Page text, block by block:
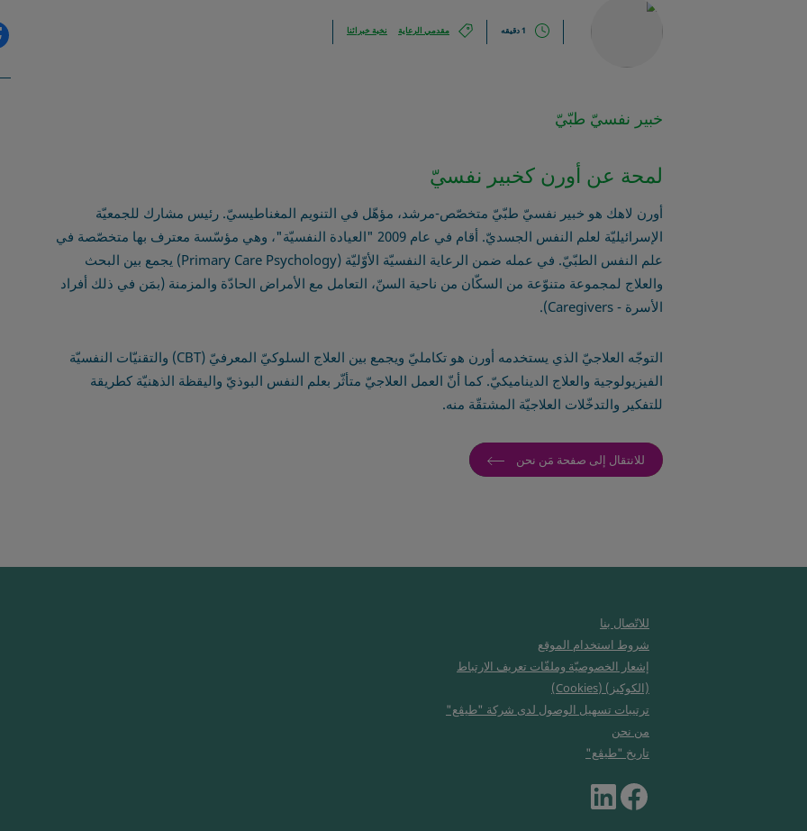
1 دقيقه مقدمي الرعاية نخبة خبرائنا
خبير نفسيّ طبّيّ
لمحة عن أورن كخبير نفسيّ
أورن لاهك هو خبير نفسيّ طبّيّ متخصّص-مرشد، مؤهّل في التنويم المغناطيسيّ. رئيس مشارك للجمعيّة
الإسرائيليّة لعلم النفس الجسديّ. أقام في عام 2009 "العيادة النفسيّة"، وهي مؤسّسة معترف بها متخصّصة في
علم النفس الطبّيّ. في عمله ضمن الرعاية النفسيّة الأوّليّة (Primary Care Psychology) يجمع بين البحث
والعلاج لمجموعة متنوّعة من السكّان من ناحية السنّ، التعامل مع الأمراض الحادّة والمزمنة (بمَن في ذلك أفراد
الأسرة - Caregivers).
التوجّه العلاجيّ الذي يستخدمه أورن هو تكامليّ ويجمع بين العلاج السلوكيّ المعرفيّ (CBT) والتقنيّات النفسيّة
الفيزيولوجية والعلاج الديناميكيّ. كما أنّ العمل العلاجيّ متأثّر بعلم النفس البوذيّ واليقظة الذهنيّة كطريقة
للتفكير والتدخّلات العلاجيّة المشتقّة منه.
للانتقال إلى صفحة مَن نحن
للاتّصال بنا
شروط استخدام الموقع
إشعار الخصوصيّة وملفّات تعريف الارتباط
(الكوكيز) (Cookies)
ترتيبات تسهيل الوصول لدى شركة "طيڤع"
من نحن
تاريخ "طيڤع"